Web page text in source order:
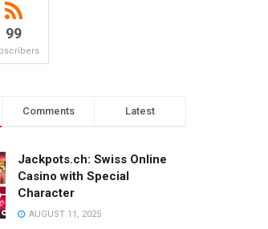
99
Comments Latest
Jackpots.ch: Swiss Online
Casino with Special
Character
AUGUST 11, 2025